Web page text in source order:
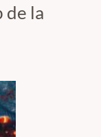
de la